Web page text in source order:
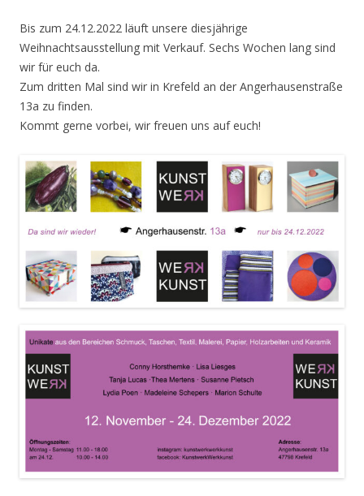
Bis zum 24.12.2022 läuft unsere diesjährige
Weihnachtsausstellung mit Verkauf. Sechs Wochen lang sind
wir für euch da.
Zum dritten Mal sind wir in Krefeld an der Angerhausenstraße
13a zu finden.
Kommt gerne vorbei, wir freuen uns auf euch!